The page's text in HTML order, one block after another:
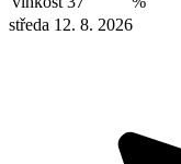
středa 12. 8. 2026